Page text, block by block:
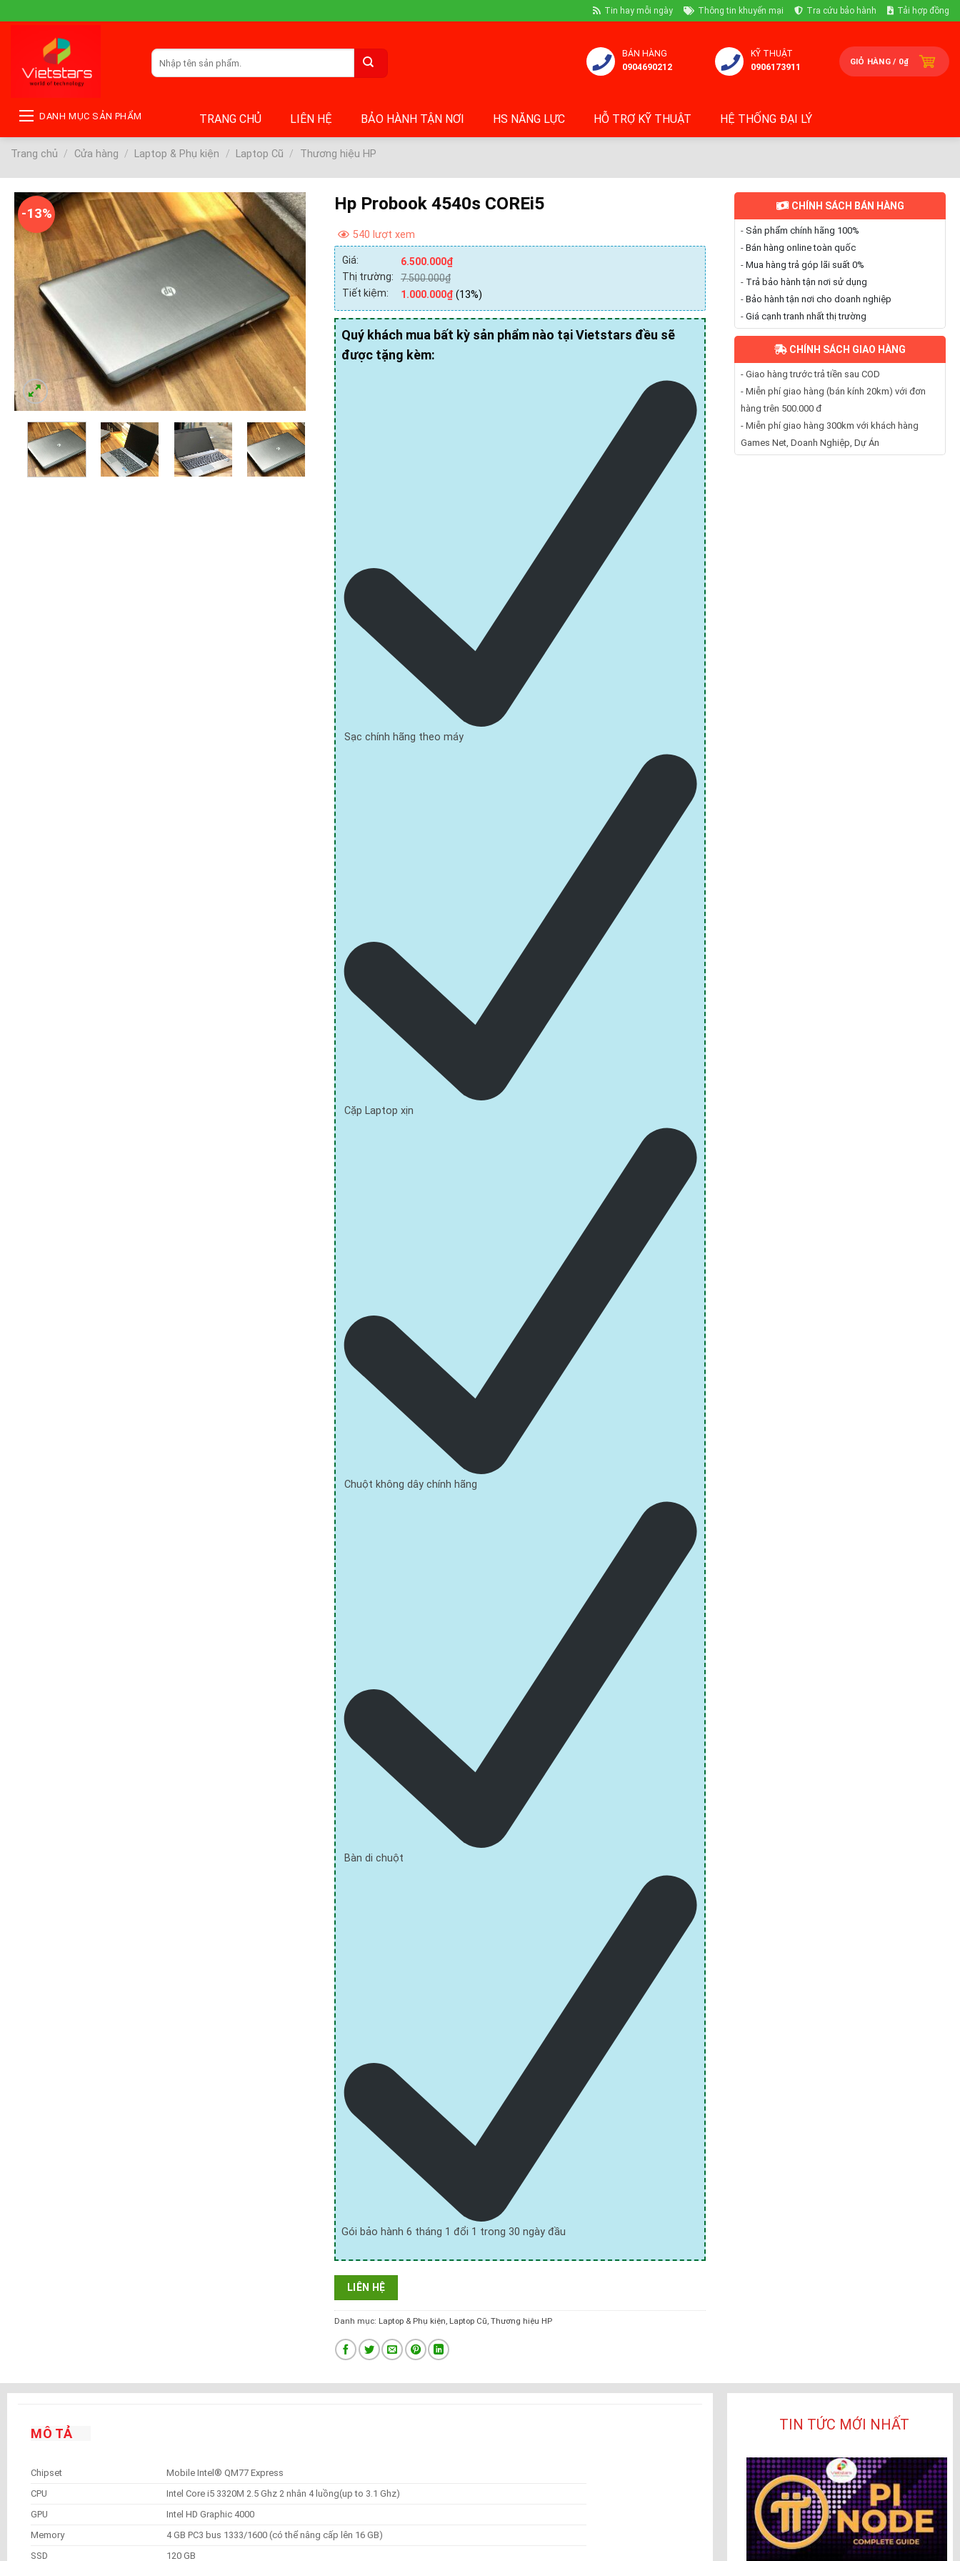
to
Tin hay mỗi ngày Thông tin khuyến mại Tra cứu bảo hành Tải hợp đồng
Tìm
kiếm:
BÁN HÀNG
0904690212
KỸ THUẬT
0906173911
GIỎ HÀNG / 0₫
DANH MỤC SẢN PHẨM TRANG CHỦ LIÊN HỆ BẢO HÀNH TẬN NƠI HS NĂNG LỰC HỖ TRỢ KỸ THUẬT HỆ THỐNG ĐẠI LÝ
Trang chủ / Cửa hàng / Laptop & Phụ kiện / Laptop Cũ / Thương hiệu HP
-13% Hp Probook 4540s COREi5
540 lượt xem
Giá: 6.500.000₫
Thị trường:
7.500.000₫
Tiết kiệm:
1.000.000₫ (13%)
Quý khách mua bất kỳ sản phẩm nào tại Vietstars đều sẽ
được tặng kèm:
Sạc chính hãng theo máy
Cặp Laptop xịn
Chuột không dây chính hãng
Bàn di chuột
Gói bảo hành 6 tháng 1 đổi 1 trong 30 ngày đầu
LIÊN HỆ
Danh mục: Laptop & Phụ kiện, Laptop Cũ, Thương hiệu HP
CHÍNH SÁCH BÁN HÀNG
- Sản phẩm chính hãng 100%
- Bán hàng online toàn quốc
- Mua hàng trả góp lãi suất 0%
- Trả bảo hành tận nơi sử dụng
- Bảo hành tận nơi cho doanh nghiệp
- Giá cạnh tranh nhất thị trường
CHÍNH SÁCH GIAO HÀNG
- Giao hàng trước trả tiền sau COD
- Miễn phí giao hàng (bán kính 20km) với đơn
hàng trên 500.000 đ
- Miễn phí giao hàng 300km với khách hàng
Games Net, Doanh Nghiệp, Dự Án
MÔ TẢ
Chipset
Mobile Intel® QM77 Express
CPU
Intel Core i5 3320M 2.5 Ghz 2 nhân 4 luồng(up to 3.1 Ghz)
GPU
Intel HD Graphic 4000
Memory
4 GB PC3 bus 1333/1600 (có thể nâng cấp lên 16 GB)
SSD
120 GB
TIN TỨC MỚI NHẤT